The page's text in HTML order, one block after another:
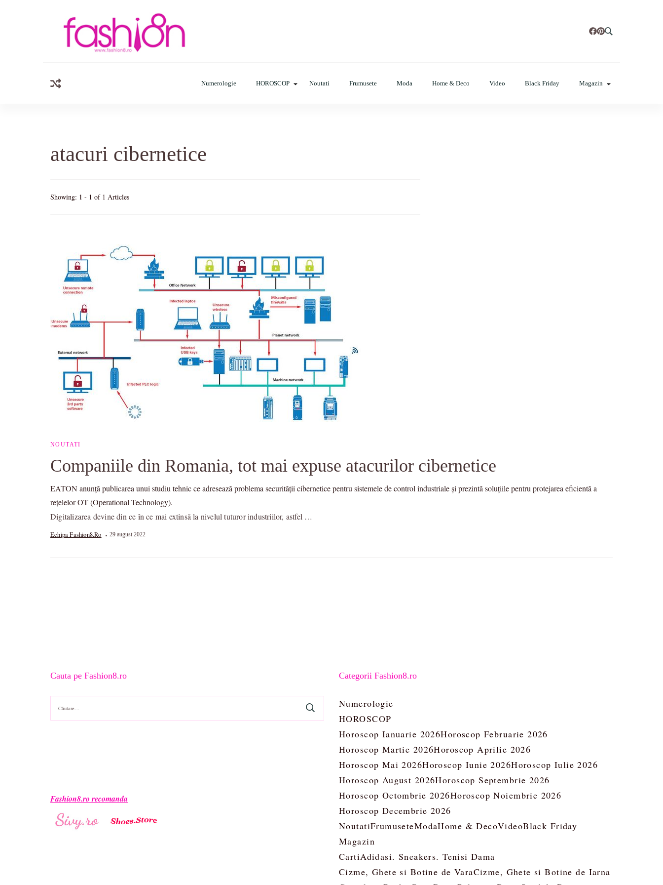
Numerologie HOROSCOP Noutati Frumusete Moda Home & Deco Video Black Friday Magazin
atacuri cibernetice
Showing: 1 - 1 of 1 Articles
NOUTATI
Companiile din Romania, tot mai expuse atacurilor cibernetice
EATON anunță publicarea unui studiu tehnic ce adresează problema securității cibernetice pentru sistemele de control industriale și prezintă soluțiile pentru protejarea eficientă a
rețelelor OT (Operational Technology).
Digitalizarea devine din ce în ce mai extinsă la nivelul tuturor industriilor, astfel …
Echipa Fashion8.ro 29 august 2022
Cauta pe Fashion8.ro
Caută
după:
Fashion8.ro recomanda
Categorii Fashion8.ro
Numerologie
HOROSCOP
Horoscop Ianuarie 2026Horoscop Februarie 2026
Horoscop Martie 2026Horoscop Aprilie 2026
Horoscop Mai 2026Horoscop Iunie 2026Horoscop Iulie 2026
Horoscop August 2026Horoscop Septembrie 2026
Horoscop Octombrie 2026Horoscop Noiembrie 2026
Horoscop Decembrie 2026
NoutatiFrumuseteModaHome & DecoVideoBlack Friday
Magazin
CartiAdidasi. Sneakers. Tenisi Dama
Cizme, Ghete si Botine de VaraCizme, Ghete si Botine de Iarna